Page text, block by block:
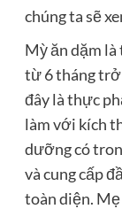
chúng ta sẽ
Mỳ ăn dặm là
từ 6 tháng trở
đây là thực
làm với kích
dưỡng có
và cung cấp
toàn diện. Mẹ